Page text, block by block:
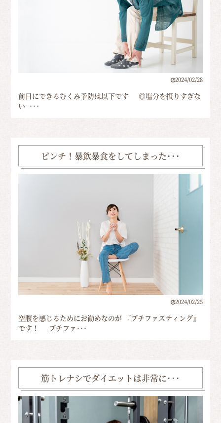
2024/02/28
前日にできるむくみ予防は以下です ◎塩分を摂りすぎな
い ･･･
ピンチ！暴飲暴食をしてしまった･･･
2024/02/25
空腹を感じるためにお勧めなのが 『プチファスティング』
です！ プチファ･･･
筋トレナシでダイエットは非常に･･･